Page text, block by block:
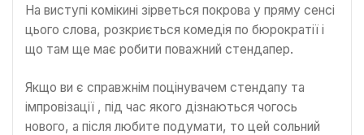
На виступі комікині зірветься покрова у пряму сенсі
цього слова, розкриється комедія по бюрократії і
що там ще має робити поважний стендапер.
Якщо ви є справжнім поцінувачем стендапу та
імпровізації , під час якого дізнаються чогось
нового, а після любите подумати, то цей сольний